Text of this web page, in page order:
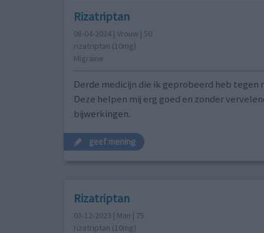
Rizatriptan
08-04-2024 | Vrouw | 50
rizatriptan (10mg)
Migraine
Derde medicijn die ik geprobeerd heb tegen
Deze helpen mij erg goed en zonder
bijwerkingen.
geef mening
Rizatriptan
03-12-2023 | Man | 75
rizatriptan (10mg)